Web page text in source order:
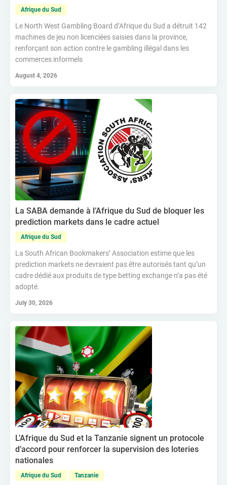
Afrique du Sud
Le North West Gambling Board d’Afrique du Sud a détruit 142
machines de jeu non licenciées saisies dans la province,
renforçant son action contre le gambling illégal dans les
commerces informels
August 4, 2026
La SABA demande à l’Afrique du Sud de bloquer les
prediction markets dans le cadre actuel
Afrique du Sud
La South African Bookmakers’ Association estime que les
prediction markets ne devraient pas être autorisés tant qu’un
cadre dédié aux produits de type betting exchange n’a pas été
adopté.
July 30, 2026
L’Afrique du Sud et la Tanzanie signent un protocole
d’accord pour renforcer la supervision des loteries
nationales
Afrique du Sud Tanzanie